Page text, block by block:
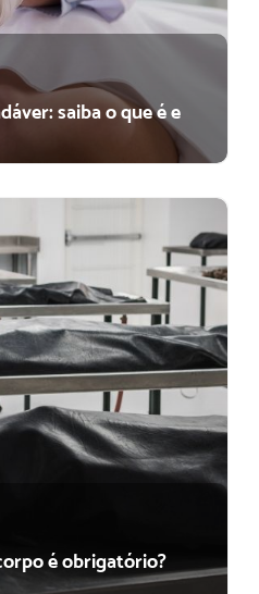
saiba o que é e
é obrigatório?